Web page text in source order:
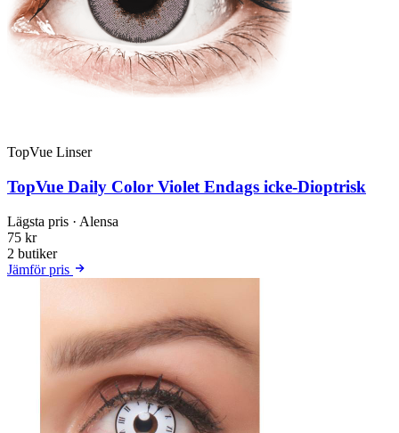
TopVue Linser
TopVue Daily Color Violet Endags icke-Dioptrisk
Lägsta pris · Alensa
75 kr
2 butiker
Jämför pris